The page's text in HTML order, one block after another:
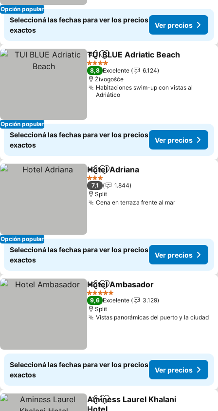
Opción popular
Seleccioná las fechas para ver los precios
exactos
Ver precios
Opción popular
Compartir
Añadir a favoritos
TUI BLUE Adriatic Beach
4 Estrellas
8,8 Excelente
6.124
Živogošće
Habitaciones swim-up con vistas al
Adriático
Seleccioná las fechas para ver los precios
exactos
Ver precios
Opción popular
CompartirAñadir a favoritos
Hotel Adriana
3 Estrellas
7,1
1.844
Split
Cena en terraza frente al mar
Seleccioná las fechas para ver los precios
exactos
Ver precios
CompartirAñadir a favoritos
Hotel Ambasador
5 Estrellas
9,6 Excelente
3.129
Split
Vistas panorámicas del puerto y la ciudad
Seleccioná las fechas para ver los precios
exactos
Ver precios
CompartirAñadir a favoritos
Aminess Laurel Khalani
Hotel